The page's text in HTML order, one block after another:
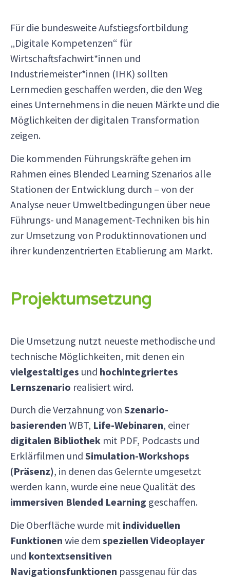
Für die bundesweite Aufstiegsfortbildung
„Digitale Kompetenzen“ für
Wirtschaftsfachwirt*innen und
Industriemeister*innen (IHK) sollten
Lernmedien geschaffen werden, die den Weg
eines Unternehmens in die neuen Märkte und die
Möglichkeiten der digitalen Transformation
zeigen.
Die kommenden Führungskräfte gehen im
Rahmen eines Blended Learning Szenarios alle
Stationen der Entwicklung durch – von der
Analyse neuer Umweltbedingungen über neue
Führungs- und Management-Techniken bis hin
zur Umsetzung von Produktinnovationen und
ihrer kundenzentrierten Etablierung am Markt.
Projektumsetzung
Die Umsetzung nutzt neueste methodische und
technische Möglichkeiten, mit denen ein
vielgestaltiges und hochintegriertes
Lernszenario realisiert wird.
Durch die Verzahnung von Szenario-
basierenden WBT, Life-Webinaren, einer
digitalen Bibliothek mit PDF, Podcasts und
Erklärfilmen und Simulation-Workshops
(Präsenz), in denen das Gelernte umgesetzt
werden kann, wurde eine neue Qualität des
immersiven Blended Learning geschaffen.
Die Oberfläche wurde mit individuellen
Funktionen wie dem speziellen Videoplayer
und kontextsensitiven
Navigationsfunktionen passgenau für das